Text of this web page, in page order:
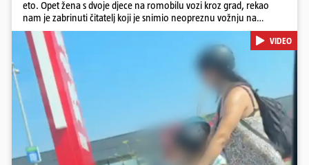
eto. Opet žena s dvoje djece na romobilu vozi kroz grad, rekao
nam je zabrinuti čitatelj koji je snimio neopreznu vožnju na
romobilu u četvrtak prijepodne. Podsjetimo, mjesec i pol od smrti
dječaka (14) u Metkoviću, pad s električnog romobila odnio je još
jedan mladi život. Unatoč naporima liječnika KBC-a Zagreb, u
ponedjeljak maloljetnik je podlegao ozljedama zadobivenima u
padu s romobila.
Pokretanje videa...
VIDEO